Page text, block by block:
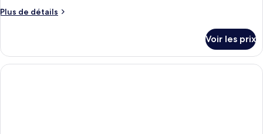
Plus de détails
Plus
le
type
de
Voir les prix